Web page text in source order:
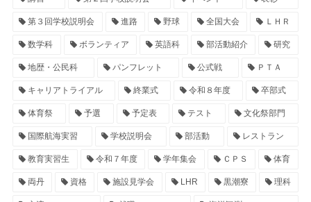
第３回学校説明会 進路 野球 全国大会 ＬＨＲ
数学科 ボランティア 英語科 部活動紹介 研究
地歴・公民科 パンフレット 公式戦 ＰＴＡ
キャリアトライアル 終業式 令和８年度 卒部式
体育祭 予選 予定表 テスト 文化祭部門
国際航海実習 学校説明会 部活動 レストラン
教育実習生 令和７年度 学年集会 ＣＰＳ 体育
両丹 資格 施設見学会 LHR 黒潮寮 理科